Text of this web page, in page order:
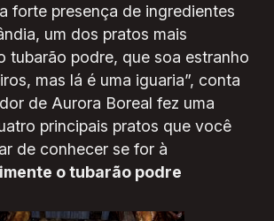
forte presença de ingredientes
um dos pratos mais
tubarão podre, que soa estranho
mas lá é uma iguaria”, conta
de Aurora Boreal fez uma
principais pratos que você
de conhecer se for à
o tubarão podre